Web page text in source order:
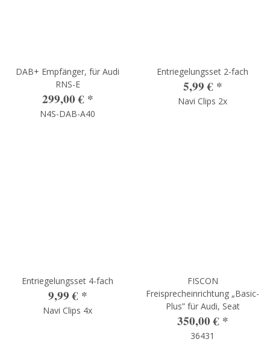
DAB+ Empfänger, für Audi
RNS-E
299,00 € *
N4S-DAB-A40
Entriegelungsset 2-fach
5,99 € *
Navi Clips 2x
Entriegelungsset 4-fach
9,99 € *
Navi Clips 4x
FISCON
Freisprecheinrichtung „Basic-
Plus” für Audi, Seat
350,00 € *
36431